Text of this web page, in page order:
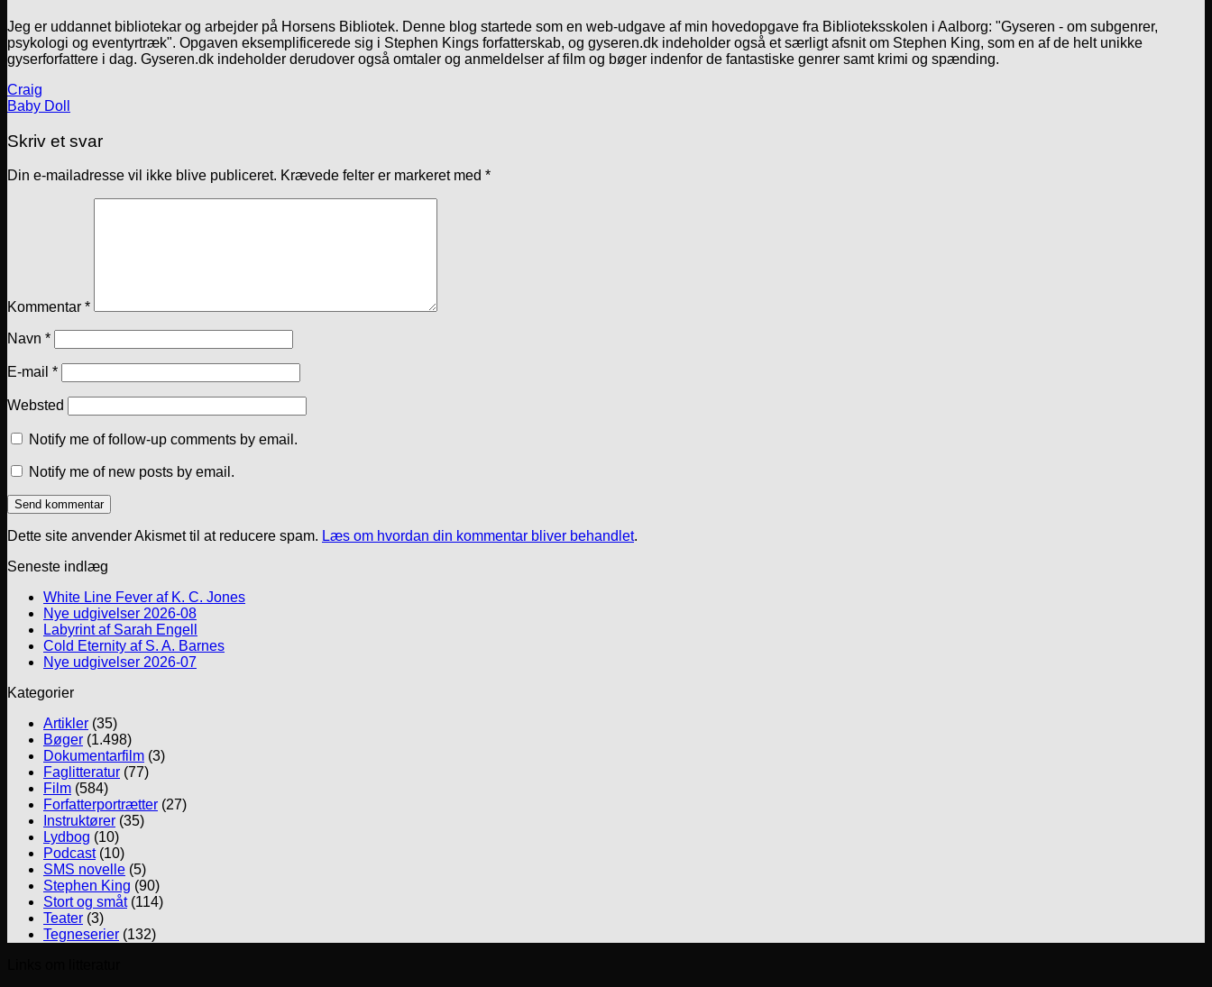
Jeg er uddannet bibliotekar og arbejder på Horsens Bibliotek. Denne blog startede som en web-udgave af min hovedopgave fra Biblioteksskolen i Aalborg: "Gyseren - om subgenrer,
psykologi og eventyrtræk". Opgaven eksemplificerede sig i Stephen Kings forfatterskab, og gyseren.dk indeholder også et særligt afsnit om Stephen King, som en af de helt unikke
gyserforfattere i dag. Gyseren.dk indeholder derudover også omtaler og anmeldelser af film og bøger indenfor de fantastiske genrer samt krimi og spænding.
Craig
Baby Doll
Skriv et svar
Din e-mailadresse vil ikke blive publiceret. Krævede felter er markeret med *
Kommentar *
Navn *
E-mail *
Websted
Notify me of follow-up comments by email.
Notify me of new posts by email.
Dette site anvender Akismet til at reducere spam. Læs om hvordan din kommentar bliver behandlet.
Seneste indlæg
White Line Fever af K. C. Jones
Nye udgivelser 2026-08
Labyrint af Sarah Engell
Cold Eternity af S. A. Barnes
Nye udgivelser 2026-07
Kategorier
Artikler (35)
Bøger (1.498)
Dokumentarfilm (3)
Faglitteratur (77)
Film (584)
Forfatterportrætter (27)
Instruktører (35)
Lydbog (10)
Podcast(10)
SMS novelle (5)
Stephen King (90)
Stort og småt(114)
Teater (3)
Tegneserier (132)